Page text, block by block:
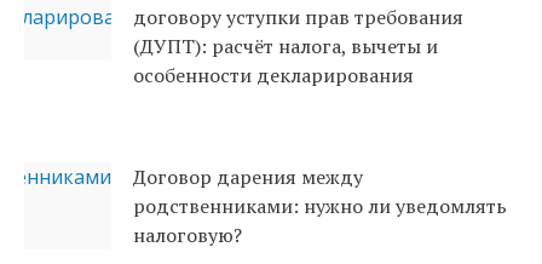
договору уступки прав требования
(ДУПТ): расчёт налога, вычеты и
особенности декларирования
Договор дарения между
родственниками: нужно ли уведомлять
налоговую?